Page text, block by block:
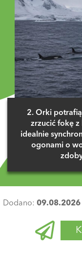
2. Orki
zrzucić fokę
idealnie
ogonami o
Dodano: 09.08.2026